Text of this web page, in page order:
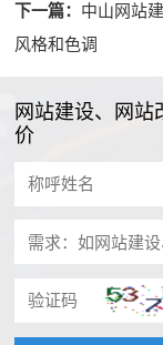
下一篇： 中山网站
风格和色调
网站建设、网站
价